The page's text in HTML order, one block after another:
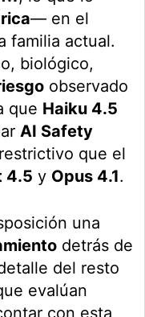
— en el
familia actual.
biológico,
observado
que Haiku 4.5
AI Safety
que el
4.5 y Opus 4.1.
una
detrás de
del resto
evalúan
contar con esta